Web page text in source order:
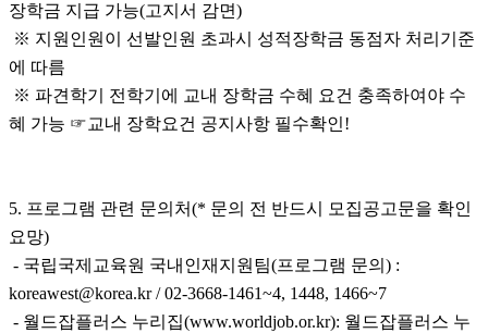
장학금 지급 가능(고지서 감면)
※ 지원인원이 선발인원 초과시 성적장학금 동점자 처리기준
에 따름
※ 파견학기 전학기에 교내 장학금 수혜 요건 충족하여야 수
혜 가능 ☞교내 장학요건 공지사항 필수확인!
5. 프로그램 관련 문의처(* 문의 전 반드시 모집공고문을 확인
요망)
- 국립국제교육원 국내인재지원팀(프로그램 문의) :
koreawest@korea.kr / 02-3668-1461~4, 1448, 1466~7
- 월드잡플러스 누리집(www.worldjob.or.kr): 월드잡플러스 누